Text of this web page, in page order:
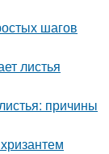
шагов
листья
причины